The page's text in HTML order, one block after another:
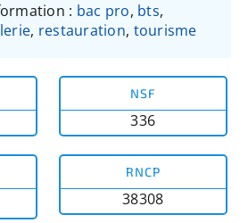
: bac pro, bts,
, restauration, tourisme
NSF
336
RNCP
38308